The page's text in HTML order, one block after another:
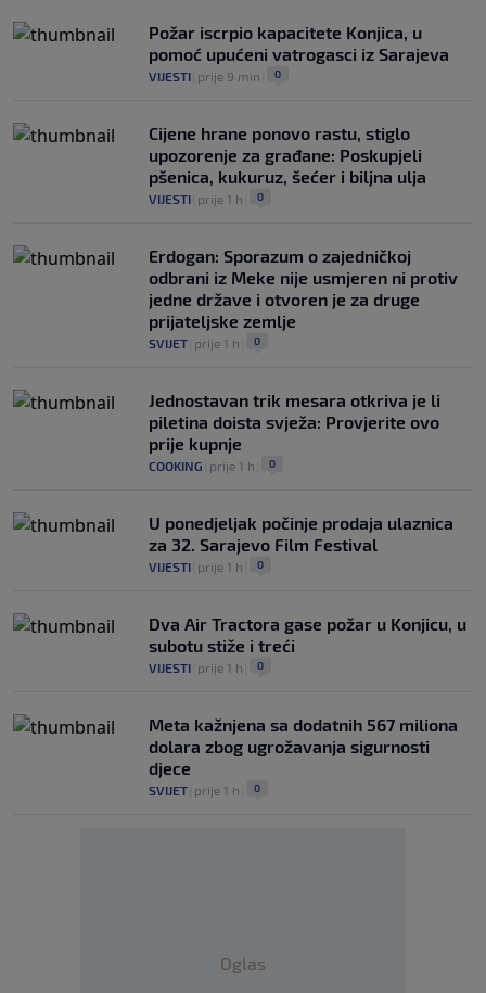
Požar iscrpio kapacitete Konjica, u
pomoć upućeni vatrogasci iz Sarajeva
VIJESTI prije 9 min 0
Cijene hrane ponovo rastu, stiglo
upozorenje za građane: Poskupjeli
pšenica, kukuruz, šećer i biljna ulja
VIJESTI prije 1 h 0
Erdogan: Sporazum o zajedničkoj
odbrani iz Meke nije usmjeren ni protiv
jedne države i otvoren je za druge
prijateljske zemlje
SVIJET prije 1 h 0
Jednostavan trik mesara otkriva je li
piletina doista svježa: Provjerite ovo
prije kupnje
COOKING prije 1 h 0
U ponedjeljak počinje prodaja ulaznica
za 32. Sarajevo Film Festival
VIJESTI prije 1 h 0
Dva Air Tractora gase požar u Konjicu, u
subotu stiže i treći
VIJESTI prije 1 h 0
Meta kažnjena sa dodatnih 567 miliona
dolara zbog ugrožavanja sigurnosti
djece
SVIJET prije 1 h 0
Oglas